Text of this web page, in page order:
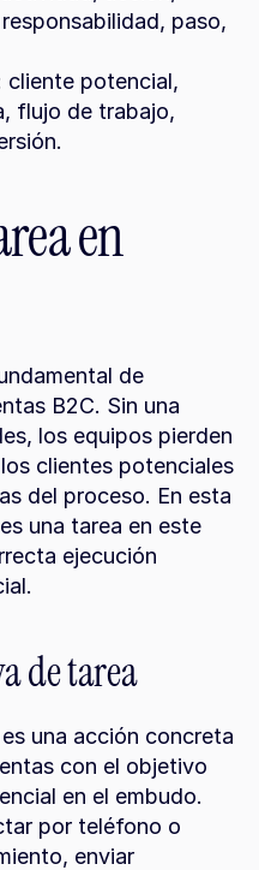
paso,
cliente potencial,
flujo de trabajo,
en
de
B2C. Sin una
los equipos pierden
clientes potenciales
del proceso. En esta
una tarea en este
ejecución
de tarea
una acción concreta
con el objetivo
en el embudo.
por teléfono o
enviar